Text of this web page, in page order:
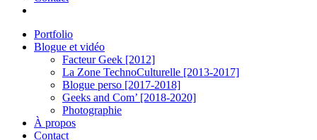
Portfolio
Blogue et vidéo
Facteur Geek [2012]
La Zone TechnoCulturelle [2013-2017]
Blogue perso [2017-2018]
Geeks and Com’ [2018-2020]
Photographie
À propos
Contact